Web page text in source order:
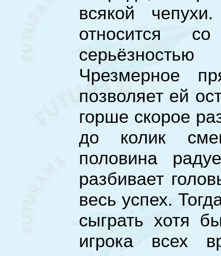
всякой
относится
Чрезмерное
позволяет ей
горше скорое
до колик
половина
разбивает
весь успех.
сыграть хотя
игрока всех